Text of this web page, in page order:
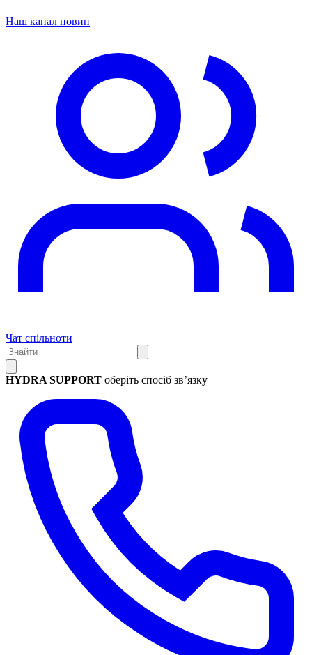
Наш канал новин
Чат спільноти
HYDRA SUPPORT оберіть спосіб зв’язку